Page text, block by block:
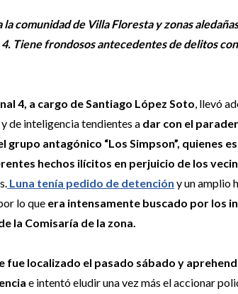
comunidad de Villa Floresta y zonas
Tiene frondosos antecedentes de delitos
4, a cargo de Santiago López Soto , llevó
de inteligencia tendientes a dar con el
grupo antagónico “Los Simpson”, quienes
hechos ilícitos en perjuicio de los
Luna tenía pedido de detención y un amplio
lo que era intensamente buscado por los
la Comisaría de la zona.
fue localizado el pasado sábado y
e intentó eludir una vez más el accionar